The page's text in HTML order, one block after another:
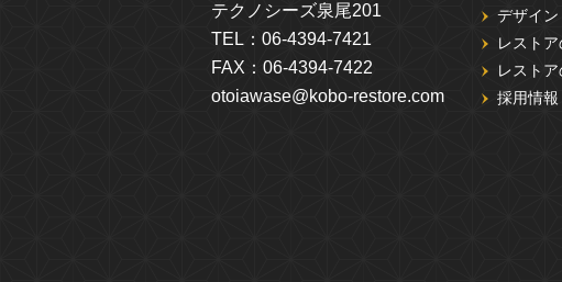
テクノシーズ泉尾201
TEL： 06-4394-7421
FAX： 06-4394-7422
otoiawase@kobo-restore.com
デザイン
レスト
レスト
採用情